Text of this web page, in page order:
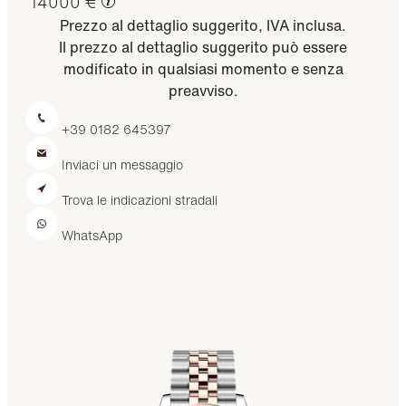
Prezzo al dettaglio suggerito, IVA inclusa.
Il prezzo al dettaglio suggerito può essere
modificato in qualsiasi momento e senza
preavviso.
+39 0182 645397
Inviaci un messaggio
Trova le indicazioni stradali
WhatsApp